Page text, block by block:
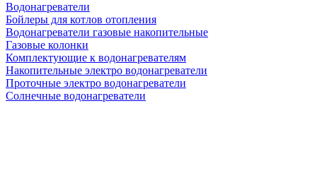
Водонагреватели
Бойлеры для котлов отопления
Водонагреватели газовые накопительные
Газовые колонки
Комплектующие к водонагревателям
Накопительные электро водонагреватели
Проточные электро водонагреватели
Солнечные водонагреватели